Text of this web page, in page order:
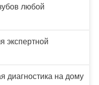
любой
экспертной
диагностика на дому